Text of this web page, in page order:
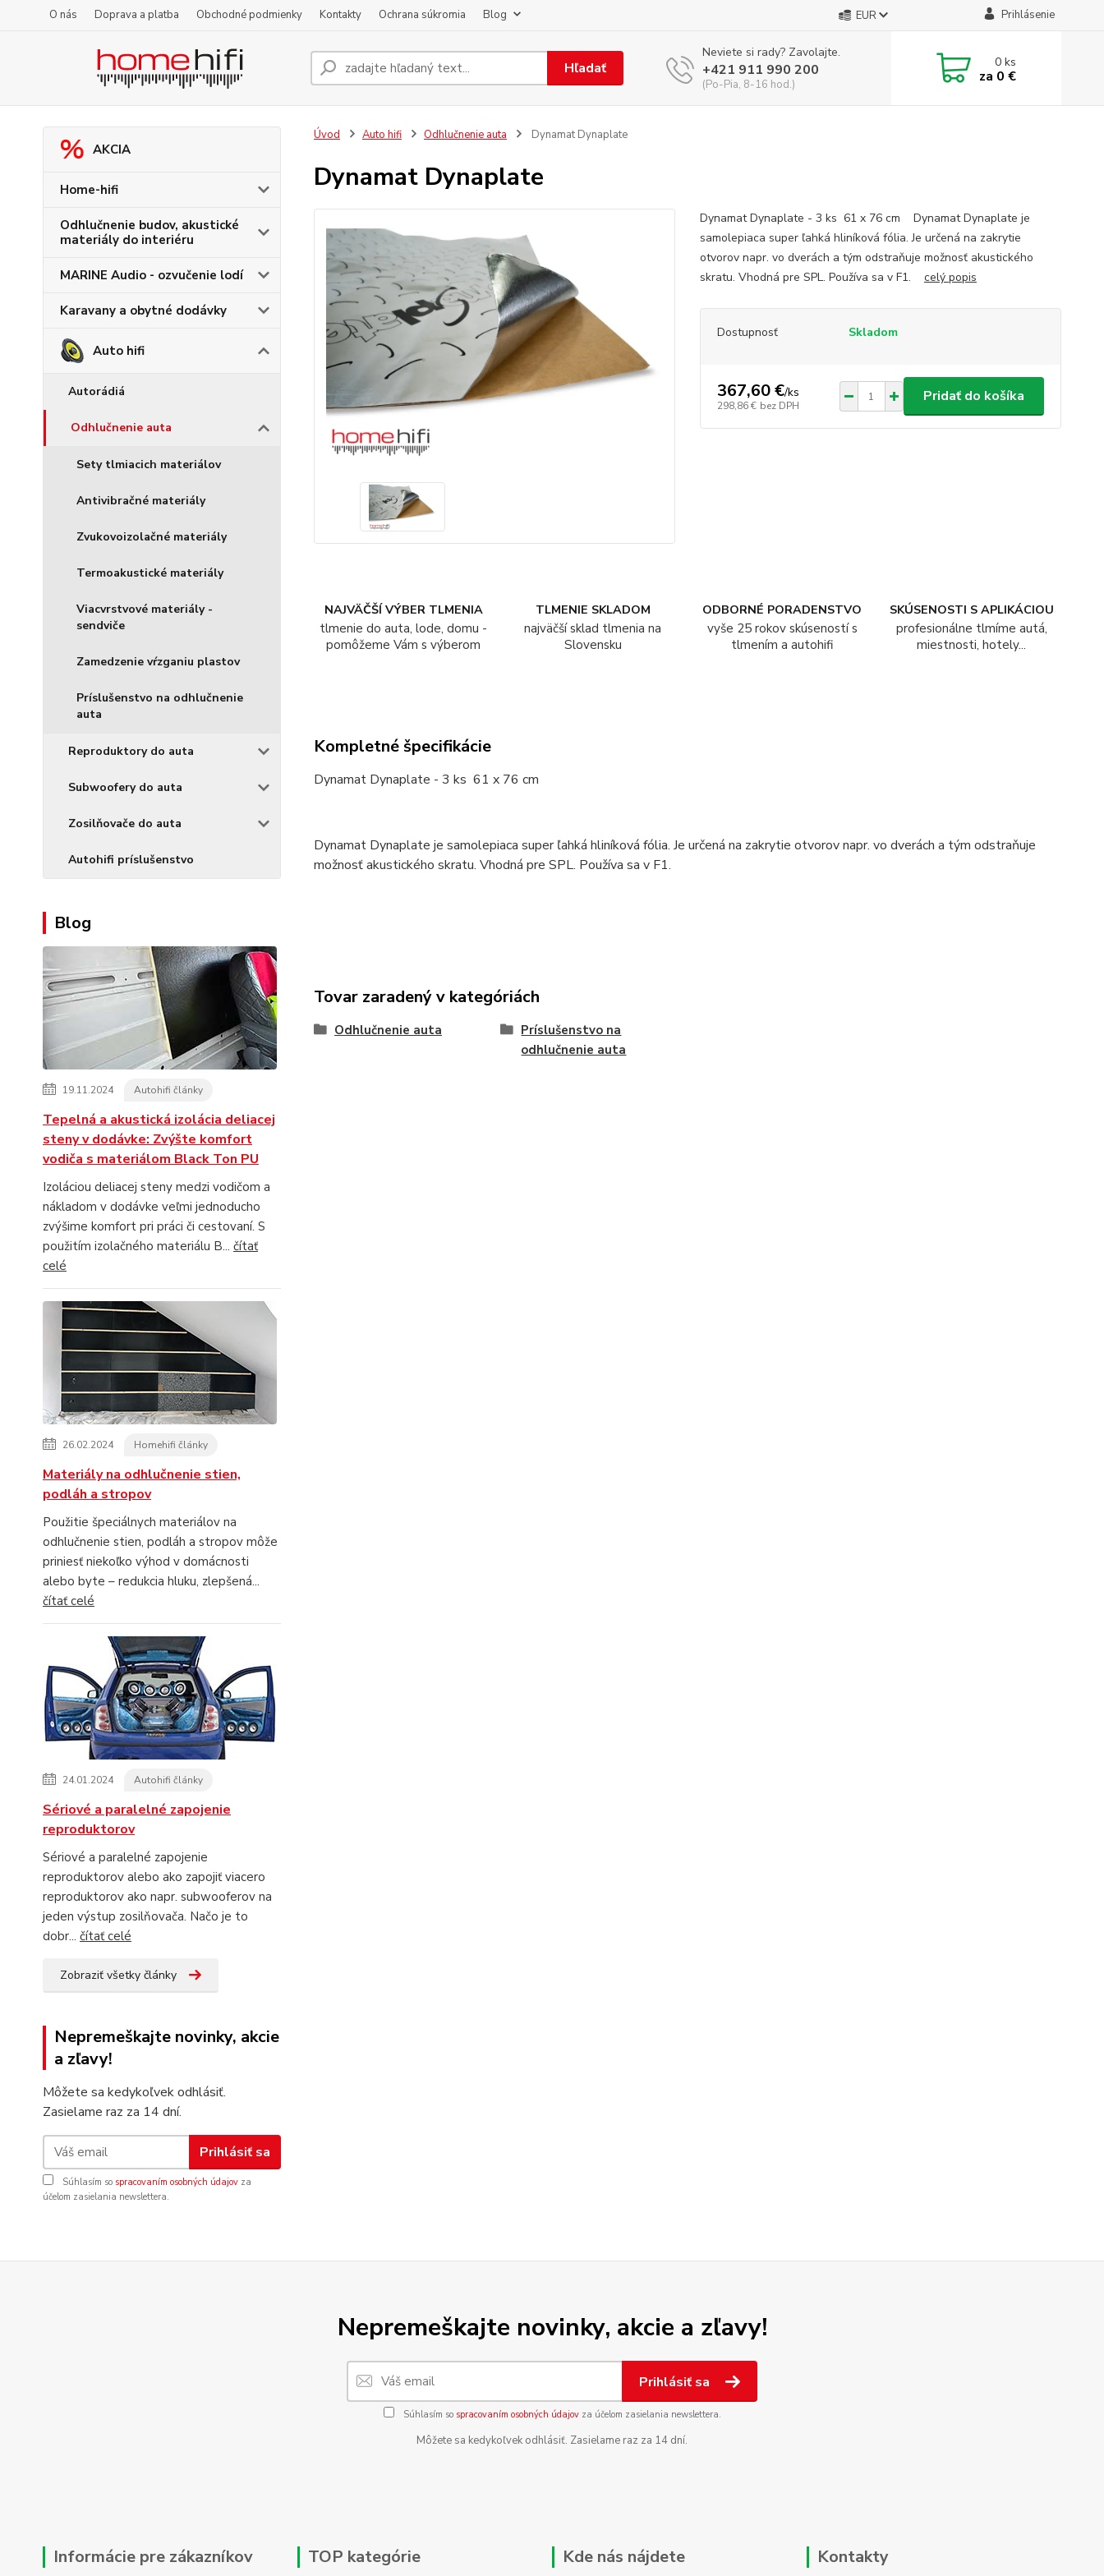
O nás Doprava a platba Obchodné podmienky Kontakty Ochrana súkromia Blog EUR Prihlásenie
Hľadať
Neviete si rady? Zavolajte.
+421 911 990 200
(Po-Pia, 8-16 hod.)
0ks
za 0 €
AKCIA
Home-hifi
Odhlučnenie budov, akustické
materiály do interiéru
MARINE Audio - ozvučenie lodí
Karavany a obytné dodávky
Auto hifi
Autorádiá
Odhlučnenie auta
Sety tlmiacich materiálov
Antivibračné materiály
Zvukovoizolačné materiály
Termoakustické materiály
Viacvrstvové materiály -
sendviče
Zamedzenie vŕzganiu plastov
Príslušenstvo na odhlučnenie
auta
Reproduktory do auta
Subwoofery do auta
Zosilňovače do auta
Autohifi príslušenstvo
Blog
19.11.2024 Autohifi články
Tepelná a akustická izolácia deliacej
steny v dodávke: Zvýšte komfort
vodiča s materiálom Black Ton PU
Izoláciou deliacej steny medzi vodičom a
nákladom v dodávke veľmi jednoducho
zvýšime komfort pri práci či cestovaní. S
použitím izolačného materiálu B... čítať
celé
26.02.2024 Homehifi články
Materiály na odhlučnenie stien,
podláh a stropov
Použitie špeciálnych materiálov na
odhlučnenie stien, podláh a stropov môže
priniesť niekoľko výhod v domácnosti
alebo byte – redukcia hluku, zlepšená...
čítať celé
24.01.2024 Autohifi články
Sériové a paralelné zapojenie
reproduktorov
Sériové a paralelné zapojenie
reproduktorov alebo ako zapojiť viacero
reproduktorov ako napr. subwooferov na
jeden výstup zosilňovača. Načo je to
dobr... čítať celé
Zobraziť všetky články
Nepremeškajte novinky, akcie
a zľavy!
Môžete sa kedykoľvek odhlásiť.
Zasielame raz za 14 dní.
Prihlásiť sa
Súhlasím so spracovaním osobných údajov za
účelom zasielania newslettera.
Úvod Auto hifi Odhlučnenie auta Dynamat Dynaplate
Dynamat Dynaplate
Dynamat Dynaplate - 3 ks 61 x 76 cm Dynamat Dynaplate je
samolepiaca super ľahká hliníková fólia. Je určená na zakrytie
otvorov napr. vo dverách a tým odstraňuje možnosť akustického
skratu. Vhodná pre SPL. Používa sa v F1. celý popis
Dostupnosť Skladom
367,60 €/ks
298,86 € bez DPH
Pridať do košíka
NAJVÄČŠÍ VÝBER TLMENIA
tlmenie do auta, lode, domu -
pomôžeme Vám s výberom
TLMENIE SKLADOM
najväčší sklad tlmenia na
Slovensku
ODBORNÉ PORADENSTVO
vyše 25 rokov skúseností s
tlmením a autohifi
SKÚSENOSTI S APLIKÁCIOU
profesionálne tlmíme autá,
miestnosti, hotely...
Kompletné špecifikácie
Dynamat Dynaplate - 3 ks 61 x 76 cm
Dynamat Dynaplate je samolepiaca super ľahká hliníková fólia. Je určená na zakrytie otvorov napr. vo dverách a tým odstraňuje
možnosť akustického skratu. Vhodná pre SPL. Používa sa v F1.
Tovar zaradený v kategóriách
Odhlučnenie auta
Príslušenstvo na
odhlučnenie auta
Nepremeškajte novinky, akcie a zľavy!
Prihlásiť sa
Súhlasím so spracovaním osobných údajovza účelom zasielania newslettera.
Môžete sa kedykoľvek odhlásiť. Zasielame raz za 14 dní.
Informácie pre zákazníkov TOP kategórie Kde nás nájdete Kontakty